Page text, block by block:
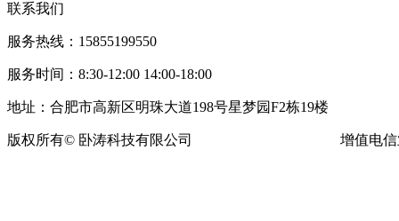
联系我们
服务热线：15855199550
服务时间：8:30-12:00 14:00-18:00
地址：合肥市高新区明珠大道198号星梦园F2栋19楼
版权所有© 卧涛科技有限公司 增值电